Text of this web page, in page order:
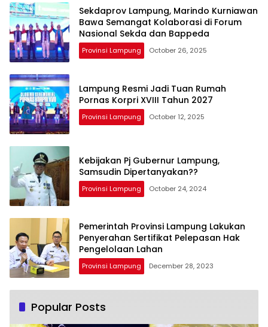
Sekdaprov Lampung, Marindo Kurniawan
Bawa Semangat Kolaborasi di Forum
Nasional Sekda dan Bappeda
Provinsi Lampung October 26, 2025
Lampung Resmi Jadi Tuan Rumah
Pornas Korpri XVIII Tahun 2027
Provinsi Lampung October 12, 2025
Kebijakan Pj Gubernur Lampung,
Samsudin Dipertanyakan??
Provinsi Lampung October 24, 2024
Pemerintah Provinsi Lampung Lakukan
Penyerahan Sertifikat Pelepasan Hak
Pengelolaan Lahan
Provinsi Lampung December 28, 2023
Popular Posts